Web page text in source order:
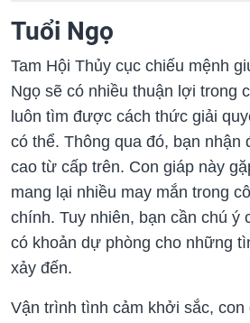
Tuổi Ngọ
Tam Hội Thủy cục chiếu mệnh
Ngọ sẽ có nhiều thuận lợi trong
luôn tìm được cách thức giải
có thể. Thông qua đó, bạn
cao từ cấp trên. Con giáp này
mang lại nhiều may mắn trong
chính. Tuy nhiên, bạn cần chú ý
có khoản dự phòng cho những
xảy đến.
Vận trình tình cảm khởi sắc, con